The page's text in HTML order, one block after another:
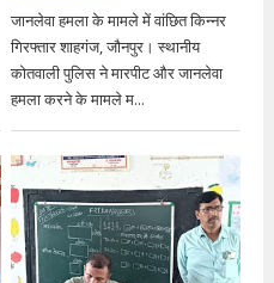
जानलेवा हमला के मामले में वांछित किन्नर
गिरफ्तार शाहगंज, जौनपुर। स्थानीय
कोतवाली पुलिस ने मारपीट और जानलेवा
हमला करने के मामले म...